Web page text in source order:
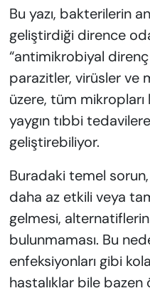
Bu yazı, bakterilerin
geliştirdiği dirence
“antimikrobiyal
parazitler, virüsler ve
üzere, tüm mikropları
yaygın tıbbi
geliştirebiliyor.
Buradaki temel
daha az etkili veya
gelmesi,
bulunmaması. Bu
enfeksiyonları gibi
hastalıklar bile